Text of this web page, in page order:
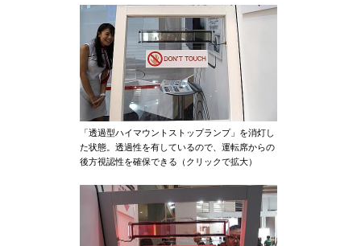
「透過型ハイマウントストップランプ」を消灯し
た状態。透過性を有しているので、運転席からの
後方視認性を確保できる（クリックで拡大）